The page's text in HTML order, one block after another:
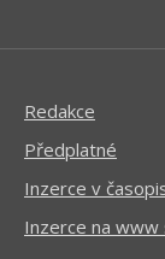
Redakce
Předplatné
Inzerce v
Inzerce na www